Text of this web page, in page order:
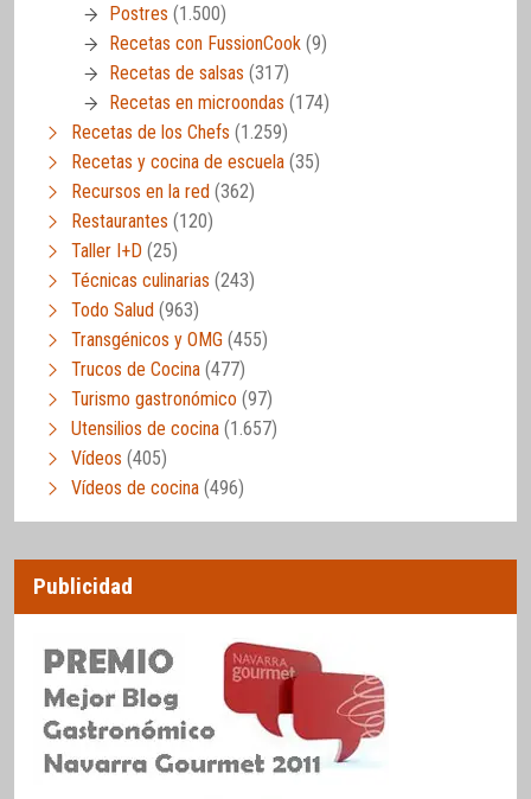
Postres (1.500)
Recetas con FussionCook (9)
Recetas de salsas (317)
Recetas en microondas (174)
Recetas de los Chefs (1.259)
Recetas y cocina de escuela (35)
Recursos en la red (362)
Restaurantes (120)
Taller I+D (25)
Técnicas culinarias (243)
Todo Salud (963)
Transgénicos y OMG (455)
Trucos de Cocina (477)
Turismo gastronómico (97)
Utensilios de cocina (1.657)
Vídeos (405)
Vídeos de cocina (496)
Publicidad